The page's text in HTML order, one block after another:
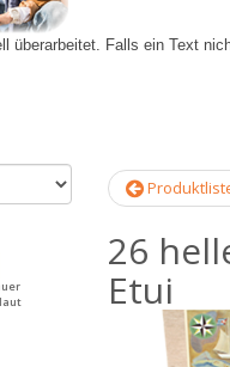
überarbeitet. Falls ein Text
26
Etui